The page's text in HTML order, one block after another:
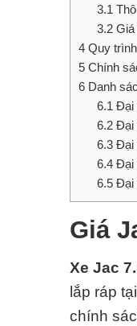
3.1
3.2Giá
4 Quy
5 Chính
6 Danh
6.1 Đại
6.2Đại
6.3Đại
6.4Đại
6.5Đại
Giá
Xe Jac
lắp ráp tại
chính